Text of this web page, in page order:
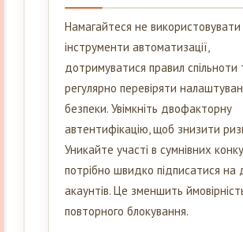
Намагайтеся не використовувати
інструменти автоматизації,
дотримуватися правил спільноти
регулярно перевіряти
безпеки. Увімкніть двофакторну
автентифікацію, щоб знизити
Уникайте участі в сумнівних
потрібно швидко підписатися на
акаунтів. Це зменшить
повторного блокування.